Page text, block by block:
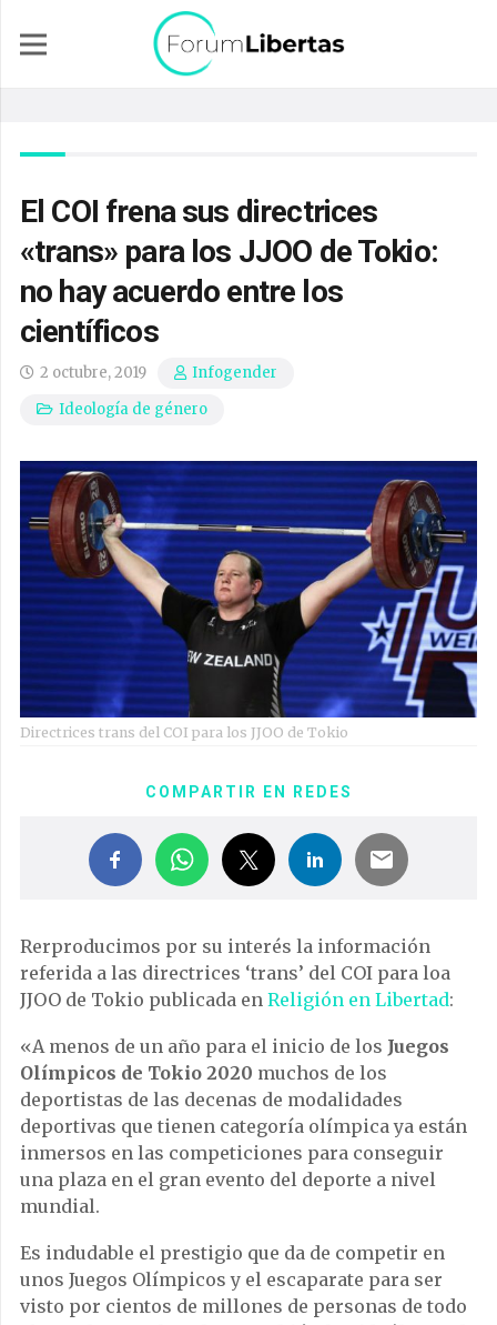
El COI frena sus directrices
«trans» para los JJOO de Tokio:
no hay acuerdo entre los
científicos
2 octubre, 2019
Infogender
Ideología de género
Directrices trans del COI para los JJOO de Tokio
COMPARTIR EN REDES
Rerproducimos por su interés la información
referida a las directrices ‘trans’ del COI para loa
JJOO de Tokio publicada en Religión en Libertad:
«A menos de un año para el inicio de los Juegos
Olímpicos de Tokio 2020 muchos de los
deportistas de las decenas de modalidades
deportivas que tienen categoría olímpica ya están
inmersos en las competiciones para conseguir
una plaza en el gran evento del deporte a nivel
mundial.
Es indudable el prestigio que da de competir en
unos Juegos Olímpicos y el escaparate para ser
visto por cientos de millones de personas de todo